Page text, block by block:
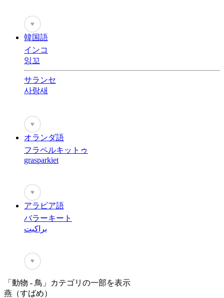
♥
韓国語
インコ
잉꼬
サランセ
사랑새
♥
オランダ語
フラペルキットゥ
grasparkiet
♥
アラビア語
バラーキート
براكيت
♥
「動物 - 鳥」カテゴリの一部を表示
燕（すばめ）